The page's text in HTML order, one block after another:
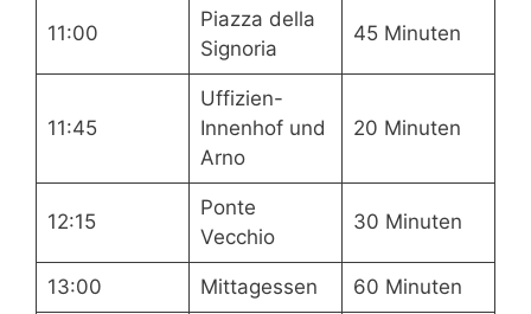
11:00
Piazza della
Signoria
45 Minuten
11:45
Uffizien-
Innenhof und
Arno
20 Minuten
12:15
Ponte
Vecchio
30 Minuten
13:00 Mittagessen 60 Minuten